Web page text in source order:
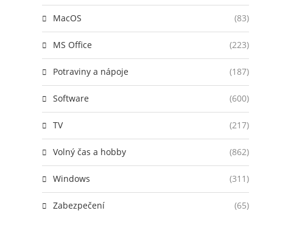
MacOS (83)
MS Office (223)
Potraviny a nápoje (187)
Software (600)
TV (217)
Volný čas a hobby (862)
Windows (311)
Zabezpečení (65)